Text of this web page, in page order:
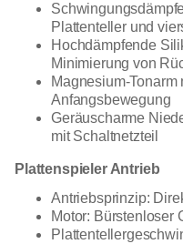
Plattenteller und
Hochdämpfende
Minimierung von
Magnesium-
Anfangsbewegung
Geräuscharme
mit Schaltnetzteil
Plattenspieler Antrieb
Antriebsprinzip:
Motor: Bürstenloser